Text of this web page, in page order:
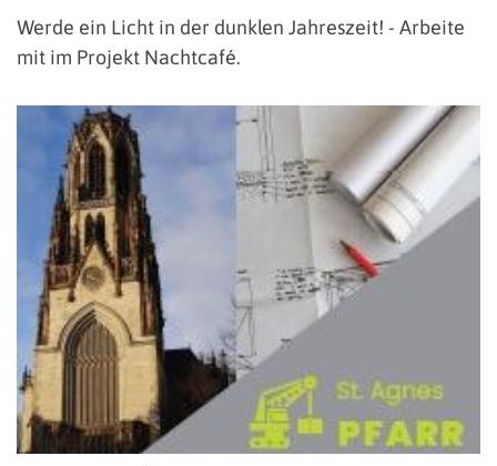
Werde ein Licht in der dunklen Jahreszeit! - Arbeite
mit im Projekt Nachtcafé.